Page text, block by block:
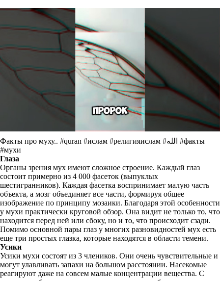
Факты про муху.. #quran #ислам #религияислам #الله #факты
#мухи
Глаза
Органы зрения мух имеют сложное строение. Каждый глаз
состоит примерно из 4 000 фасеток (выпуклых
шестигранников). Каждая фасетка воспринимает малую часть
объекта, а мозг объединяет все части, формируя общее
изображение по принципу мозаики. Благодаря этой особенности
у мухи практически круговой обзор. Она видит не только то, что
находится перед ней или сбоку, но и то, что происходит сзади.
Помимо основной пары глаз у многих разновидностей мух есть
еще три простых глазка, которые находятся в области темени.
Усики
Усики мухи состоят из 3 члеников. Они очень чувствительные и
могут улавливать запахи на большом расстоянии. Насекомые
реагируют даже на совсем малые концентрации вещества. С